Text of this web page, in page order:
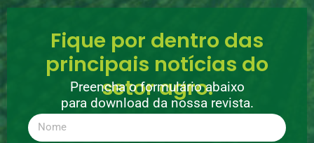
Fique por dentro das
principais notícias do
setor agro.
Preencha o formulário abaixo
para download da nossa revista.